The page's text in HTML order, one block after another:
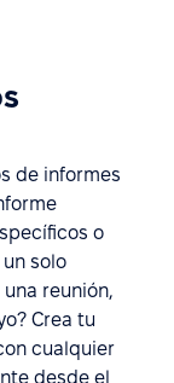
de informes
o
solo
reunión,
Crea tu
cualquier
desde el